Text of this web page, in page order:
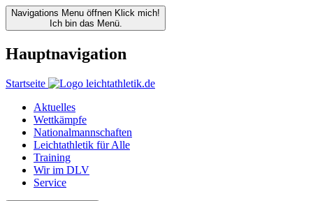
Navigations Menu öffnen Klick mich!
Ich bin das Menü.
Hauptnavigation
Startseite
Aktuelles
Wettkämpfe
Nationalmannschaften
Leichtathletik für Alle
Training
Wir im DLV
Service